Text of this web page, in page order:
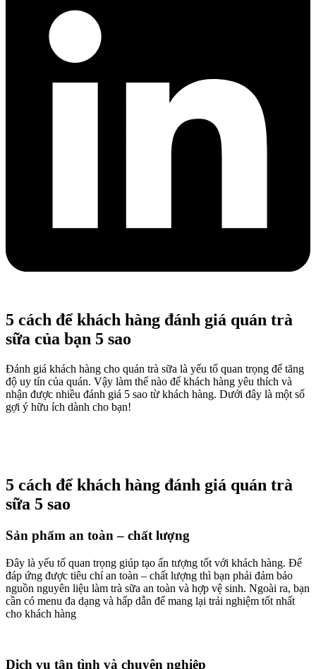
5 cách để khách hàng đánh giá quán trà
sữa của bạn 5 sao
Đánh giá khách hàng cho quán trà sữa là yếu tố quan trọng để tăng
độ uy tín của quán. Vậy làm thế nào để khách hàng yêu thích và
nhận được nhiều đánh giá 5 sao từ khách hàng. Dưới đây là một số
gợi ý hữu ích dành cho bạn!
5 cách để khách hàng đánh giá quán trà
sữa 5 sao
Sản phẩm an toàn – chất lượng
Đây là yếu tố quan trọng giúp tạo ấn tượng tốt với khách hàng. Để
đáp ứng được tiêu chí an toàn – chất lượng thì bạn phải đảm bảo
nguồn nguyên liệu làm trà sữa an toàn và hợp vệ sinh. Ngoài ra, bạn
cần có menu đa dạng và hấp dẫn để mang lại trải nghiệm tốt nhất
cho khách hàng
Dịch vụ tận tình và chuyên nghiệp